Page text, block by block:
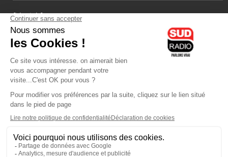
fiducial.fr
lyoncapitale.fr
olympique-et-lyonnais.com
L'application Iphone / Android
Téléchargez l'application
Les cookies
Gestion des cookies